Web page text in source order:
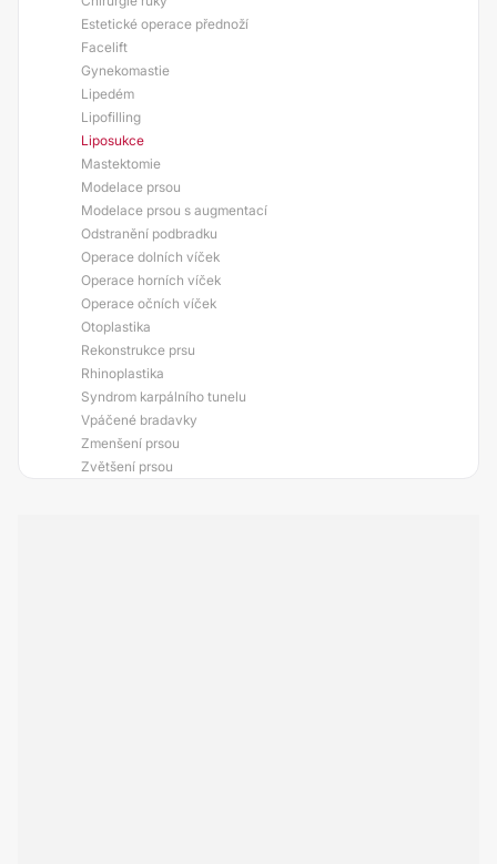
Estetické operace přednoží
Facelift
Gynekomastie
Lipedém
Lipofilling
Liposukce
Mastektomie
Modelace prsou
Modelace prsou s augmentací
Odstranění podbradku
Operace dolních víček
Operace horních víček
Operace očních víček
Otoplastika
Rekonstrukce prsu
Rhinoplastika
Syndrom karpálního tunelu
Vpáčené bradavky
Zmenšení prsou
Zvětšení prsou